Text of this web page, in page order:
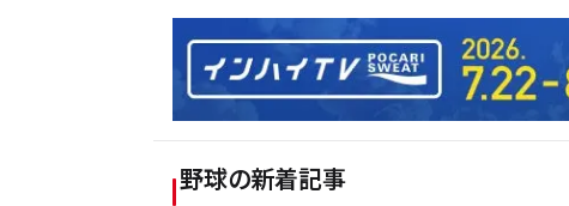
野球の新着記事